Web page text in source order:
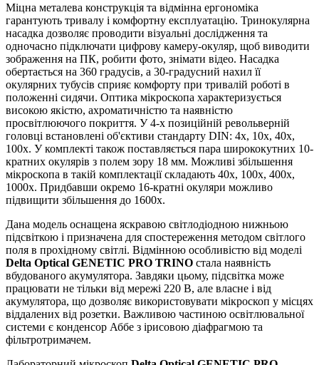
Міцна металева конструкція та відмінна ергономіка
гарантують тривалу і комфортну експлуатацію. Тринокулярна
насадка дозволяє проводити візуальні дослідження та
одночасно підключати цифрову камеру-окуляр, щоб виводити
зображення на ПК, робити фото, знімати відео. Насадка
обертається на 360 градусів, а 30-градусний нахил її
окулярних тубусів сприяє комфорту при тривалій роботі в
положенні сидячи. Оптика мікроскопа характеризується
високою якістю, ахроматичністю та наявністю
просвітлюючого покриття. У 4-х позиційній револьверній
головці встановлені об'єктиви стандарту DIN: 4x, 10x, 40x,
100х. У комплекті також поставляється пара ширококутних 10-
кратних окулярів з полем зору 18 мм. Можливі збільшення
мікроскопа в такій комплектації складають 40х, 100х, 400х,
1000х. Придбавши окремо 16-кратні окуляри можливо
підвищити збільшення до 1600х.
Дана модель оснащена яскравою світлодіодною нижньою
підсвіткою і призначена для спостереження методом світлого
поля в прохідному світлі. Відмінною особливістю від моделі
Delta Optical GENETIC PRO TRINO стала наявність
вбудованого акумулятора. Завдяки цьому, підсвітка може
працювати не тільки від мережі 220 В, але власне і від
акумулятора, що дозволяє використовувати мікроскоп у місцях
віддалених від розетки. Важливою частиною освітлювальної
системи є конденсор Аббе з ірисовою діафрагмою та
фільтротримачем.